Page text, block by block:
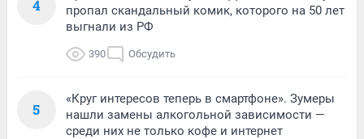
4
пропал скандальный комик, которого на 50 лет
выгнали из РФ
390 Обсудить
5
«Круг интересов теперь в смартфоне». Зумеры
нашли замены алкогольной зависимости —
среди них не только кофе и интернет